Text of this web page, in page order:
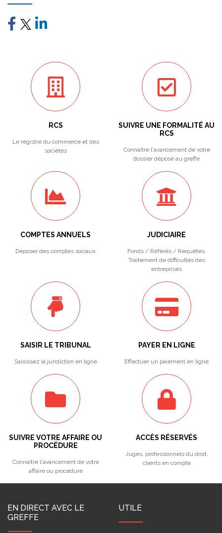
RCS
Le registre du commerce et des
sociétés
SUIVRE UNE FORMALITÉ AU
RCS
Connaitre l'avancement de votre
dossier déposé au greffe
COMPTES ANNUELS
Déposer des comptes sociaux
JUDICIAIRE
Fonds / Référés / Requêtes.
Traitement de difficultés des
entreprises
SAISIR LE TRIBUNAL
Saisissez la juridiction en ligne
PAYER EN LIGNE
Effectuer un paiement en ligne
SUIVRE VOTRE AFFAIRE OU
PROCÉDURE
Connaitre l'avancement de votre
affaire ou procédure
ACCÈS RÉSERVÉS
Juges, professionnels du droit,
clients en compte
EN DIRECT AVEC LE
GREFFE
UTILE